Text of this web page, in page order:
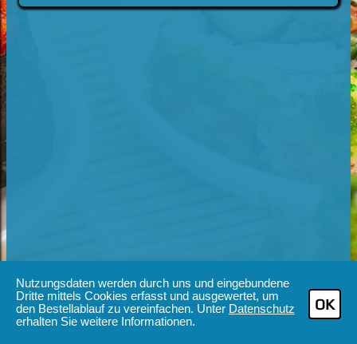
Nutzungsdaten werden durch uns und eingebundene
Dritte mittels Cookies erfasst und ausgewertet, um
den Bestellablauf zu vereinfachen. Unter Datenschutz
erhalten Sie weitere Informationen.
OK